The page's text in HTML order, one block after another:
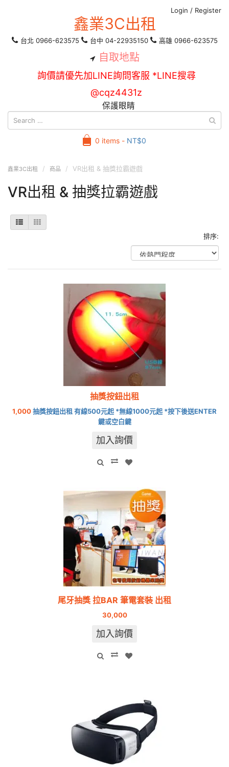
Login / Register
鑫業3C出租
台北 0966-623575 台中 04-22935150 高雄 0966-623575
自取地點
詢價請優先加LINE詢問客服 *LINE搜尋
@cqz4431z
保護眼睛
0 items - NT$0
鑫業3C出租 商品 VR出租 & 抽獎拉霸遊戲
VR出租 & 抽獎拉霸遊戲
排序:
抽獎按鈕出租
1,000抽獎按鈕出租 有線500元起 *無線1000元起 *按下後送ENTER
鍵或空白鍵
加入詢價
尾牙抽獎 拉BAR 筆電套裝 出租
30,000
加入詢價